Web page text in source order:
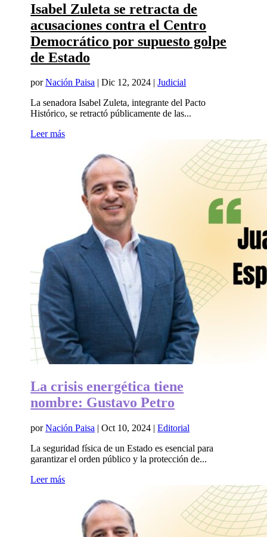
Isabel Zuleta se retracta de
acusaciones contra el Centro
Democrático por supuesto golpe
de Estado
porNación Paisa |Dic 12, 2024 |Judicial
La senadora Isabel Zuleta, integrante del Pacto
Histórico, se retractó públicamente de las...
Leer más
La crisis energética tiene
nombre: Gustavo Petro
porNación Paisa |Oct 10, 2024 |Editorial
La seguridad física de un Estado es esencial para
garantizar el orden público y la protección de...
Leer más